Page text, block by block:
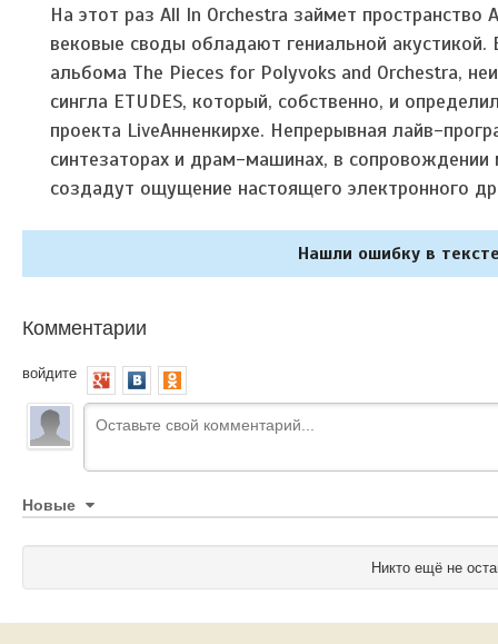
На этот раз All In Orchestra займет пространство
вековые своды обладают гениальной акустикой.
альбома The Pieces for Polyvoks and Orchestra,
сингла ETUDES, который, собственно, и
проекта LiveАнненкирхе. Непрерывная лайв-
синтезаторах и драм-машинах, в
создадут ощущение настоящего электронного
Нашли ошибку в
Комментарии
войдите
Новые
Никто ещё не